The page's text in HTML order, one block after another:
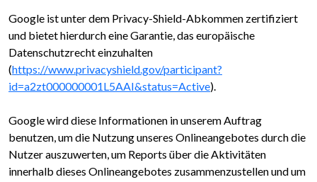
Google ist unter dem Privacy-Shield-Abkommen zertifiziert
und bietet hierdurch eine Garantie, das europäische
Datenschutzrecht einzuhalten
(https://www.privacyshield.gov/participant?
id=a2zt000000001L5AAI&status=Active).
Google wird diese Informationen in unserem Auftrag
benutzen, um die Nutzung unseres Onlineangebotes durch die
Nutzer auszuwerten, um Reports über die Aktivitäten
innerhalb dieses Onlineangebotes zusammenzustellen und um